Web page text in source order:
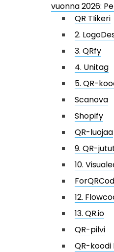
vuonna 2026:
QR TIikeri
2.
3. QRfy
4. Unitag
5. QR-
Scanova
Shopify
QR-luojaa
9. QR-
10.
12.
13. QR.io
QR-pilvi
QR-koodi